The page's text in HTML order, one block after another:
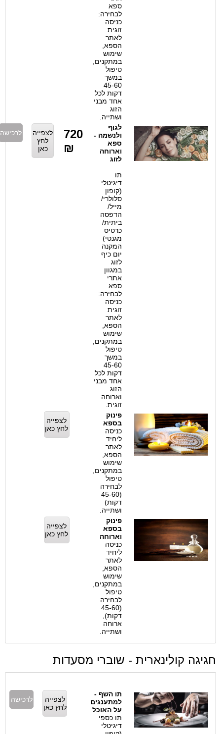
לבחירה:
הספא,
במתקנים,
דקות לכל
אחד מבני
ושתייה.
לגוף
ולנשמה -
ספא
וארוחה
לזוג
דיגיטלי
סלולרי/
הדפסה
ביתית/
המקנה
יום כיף
לבחירה:
הספא,
במתקנים,
דקות לכל
אחד מבני
וארוחה
720
לצפייה
לחץ
כאן
לרכישה
פינוק
בספא
כניסה
ליחיד
לאתר
הספא,
במתקנים,
לבחירה
(45-60
ושתייה.
לצפייה
לחץ כאן
פינוק
וארוחה
ליחיד
לאתר
הספא,
במתקנים,
לבחירה
(45-60
דקות),
ושתייה.
לצפייה
לחץ כאן
קולינארית - שוברי מסעדות
תו השף -
למתענגים
על האוכל
תו כספי
דיגיטלי
לצפייה
לחץ כאן
לרכישה